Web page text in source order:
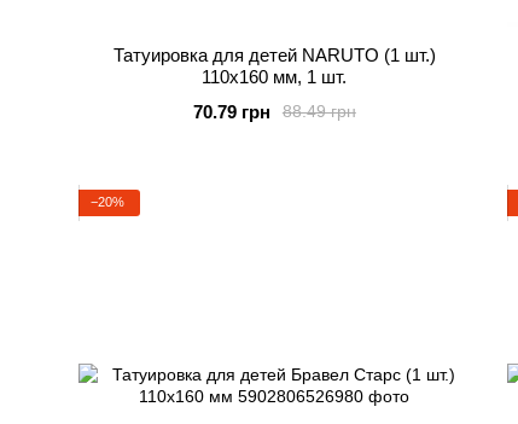
Татуировка для детей NARUTO (1 шт.)
110х160 мм, 1 шт.
88.49 грн
70.79 грн
−20%